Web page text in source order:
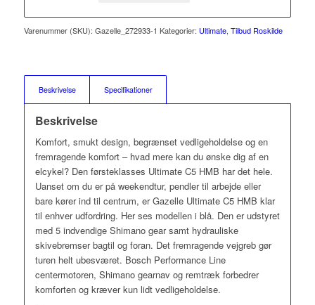
Varenummer (SKU): Gazelle_272933-1 Kategorier: Ultimate, Tilbud Roskilde
Beskrivelse Specifikationer
Beskrivelse
Komfort, smukt design, begrænset vedligeholdelse og en
fremragende komfort – hvad mere kan du ønske dig af en
elcykel? Den førsteklasses Ultimate C5 HMB har det hele.
Uanset om du er på weekendtur, pendler til arbejde eller
bare kører ind til centrum, er Gazelle Ultimate C5 HMB klar
til enhver udfordring. Her ses modellen i blå. Den er udstyret
med 5 indvendige Shimano gear samt hydrauliske
skivebremser bagtil og foran. Det fremragende vejgreb gør
turen helt ubesværet. Bosch Performance Line
centermotoren, Shimano gearnav og remtræk forbedrer
komforten og kræver kun lidt vedligeholdelse.